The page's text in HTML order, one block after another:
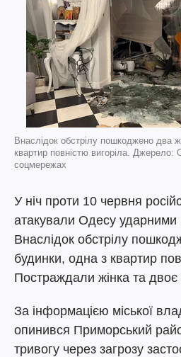
Внаслідок обстрілу пошкоджено два
квартир повністю вигоріла. Джерело:
соцмережах
У ніч проти 10 червня
атакували Одесу ударними
Внаслідок обстрілу
будинки, одна з квартир
Постраждали жінка та двоє
За інформацією міської
опинився Приморський
тривогу через загрозу